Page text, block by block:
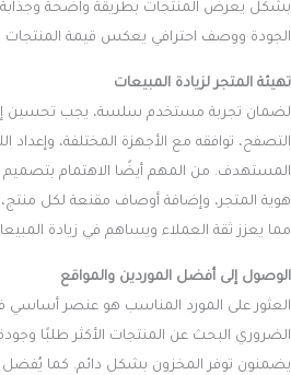
بشكل يعرض المنتجات بطريقة واضحة وجذابة.
الجودة ووصف احترافي يعكس قيمة
تهيئة المتجر لزيادة المبيعات
لضمان تجربة مستخدم سلسة، يجب تحسين
التصفح، توافقه مع الأجهزة المختلفة، وإعداد
المستهدف. من المهم أيضًا الاهتمام بتصميم
هوية المتجر، وإضافة أوصاف مقنعة لكل
مما يعزز ثقة العملاء ويساهم في زيادة
الوصول إلى أفضل الموردين والمواقع
العثور على المورد المناسب هو عنصر أساسي
الضروري البحث عن المنتجات الأكثر طلبًا
يضمنون توفر المخزون بشكل دائم. كما يُفضل